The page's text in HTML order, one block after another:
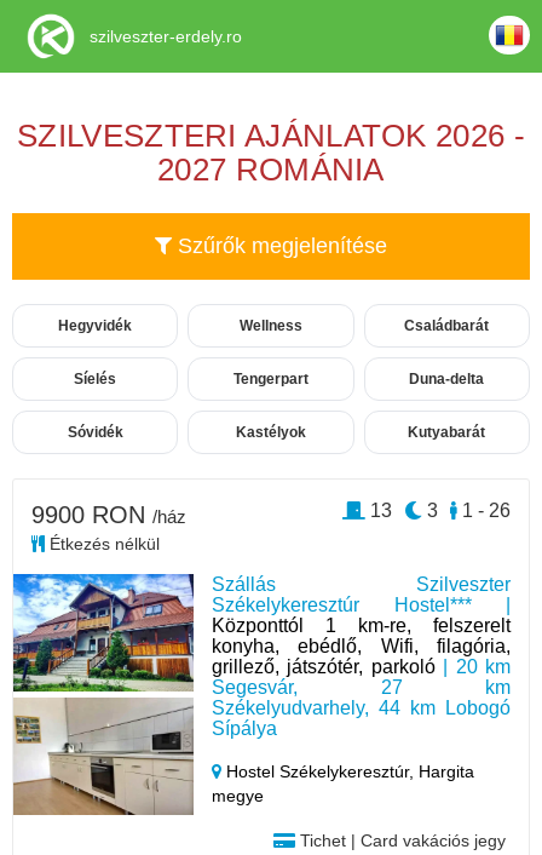
SZILVESZTERI AJÁNLATOK 2026 -
2027 ROMÁNIA
Szűrők megjelenítése
Hegyvidék Wellness Családbarát
Síelés Tengerpart Duna-delta
Sóvidék Kastélyok Kutyabarát
Szállás Szilveszter
Székelykeresztúr Hostel*** |
Központtól 1 km-re, felszerelt
konyha, ebédlő, Wifi, filagória,
grillező, játszótér, parkoló| 20 km
Segesvár, 27 km
Székelyudvarhely, 44 km Lobogó
Sípálya
Hostel Székelykeresztúr, Hargita
megye
Tichet | Card vakációs jegy
9900 RON /ház
Étkezés nélkül
1 - 26
3
13
szilveszter-erdely.ro